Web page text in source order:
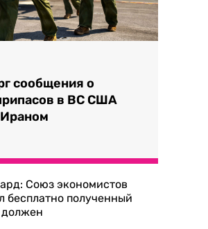
сообщения о
в ВС США
Союз экономистов
бесплатно полученный
должен